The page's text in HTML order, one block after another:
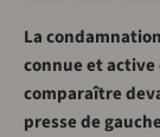
La
connue et active
comparaître
presse de